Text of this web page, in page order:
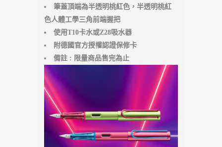
筆蓋頂端為半透明桃紅色，半透明桃紅
色人體工學三角前端握把
使用T10卡水或Z28吸水器
附德國官方授權認證保修卡
備註 : 限量商品售完為止